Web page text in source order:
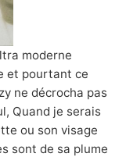
moderne
et pourtant ce
ne décrocha pas
Quand je serais
ou son visage
sont de sa plume